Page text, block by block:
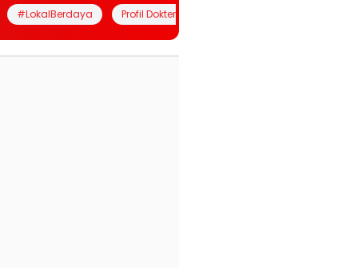
#LokalBerdaya Profil Dokter